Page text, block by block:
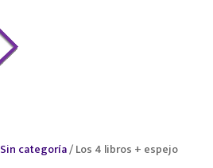
Sin categoría/ Los 4 libros + espejo